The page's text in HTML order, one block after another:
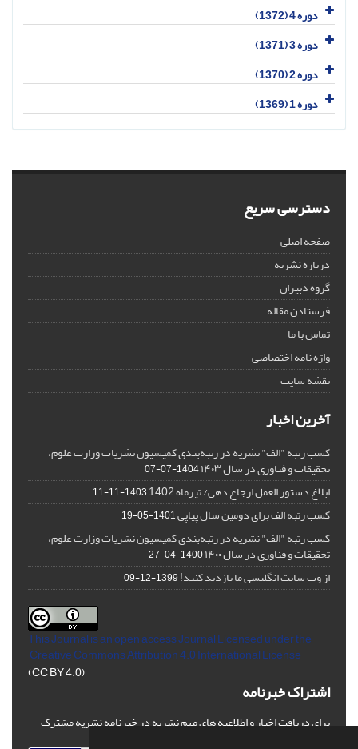
دوره 4 (1372)
دوره 3 (1371)
دوره 2 (1370)
دوره 1 (1369)
دسترسی سریع
صفحه اصلی
درباره نشریه
گروه دبیران
فرستادن مقاله
تماس با ما
واژه نامه اختصاصی
نقشه سایت
آخرین اخبار
کسب رتبه "الف" نشریه در رتبه‌بندی کمیسیون نشریات وزارت علوم،
تحقیقات و فناوری در سال ۱۴۰۳ 1404-07-07
ابلاغ دستور العمل ارجاع دهی/ تیرماه 1402 1403-11-11
کسب رتبه الف برای دومین سال پیاپی1401-05-19
کسب رتبه "الف" نشریه در رتبه‌بندی کمیسیون نشریات وزارت علوم،
تحقیقات و فناوری در سال ۱۴۰۰ 1400-04-27
از وب سایت انگلیسی ما بازدید کنید!1399-12-09
This Journal is an open access Journal Licensedunder the
Creative Commons Attribution 4.0 International License
(CC BY 4.0)
اشتراک خبرنامه
برای دریافت اخبار و اطلاعیه های مهم نشریه در خبرنامه نشریه مشترک